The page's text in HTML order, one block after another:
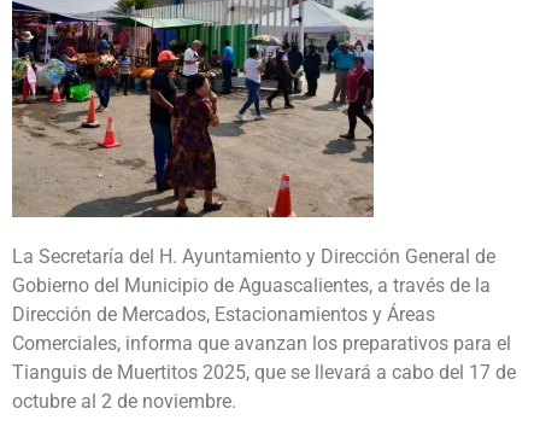
La Secretaría del H. Ayuntamiento y Dirección General de
Gobierno del Municipio de Aguascalientes, a través de la
Dirección de Mercados, Estacionamientos y Áreas
Comerciales, informa que avanzan los preparativos para el
Tianguis de Muertitos 2025, que se llevará a cabo del 17 de
octubre al 2 de noviembre.